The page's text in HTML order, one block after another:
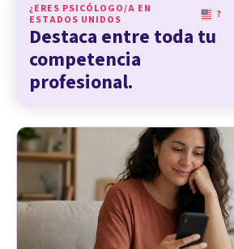
¿ERES PSICÓLOGO/A EN
ESTADOS UNIDOS
?
Destaca entre toda tu
competencia
profesional.